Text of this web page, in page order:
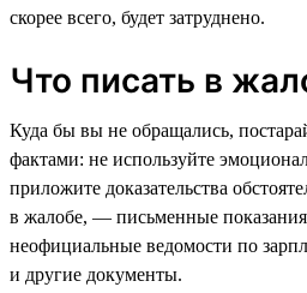
скорее всего, будет затруднено.
Что писать в
Куда бы вы не обращались,
фактами: не используйте
приложите доказательства
в жалобе, — письменные
неофициальные ведомости по
и другие документы.